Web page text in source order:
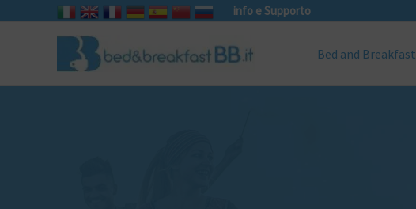
info e Supporto
Bed and Breakfast